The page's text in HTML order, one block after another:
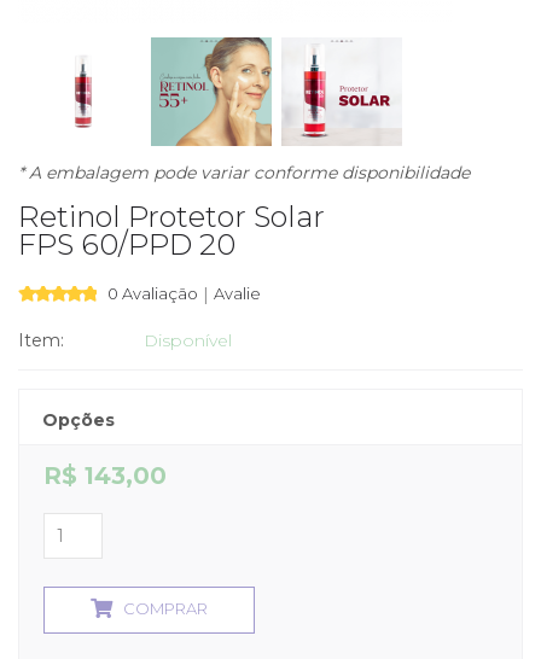
* A embalagem pode variar conforme disponibilidade
Retinol Protetor Solar
FPS 60/PPD 20
0 Avaliação Avalie
Item: Disponível
Opções
R$ 143,00
COMPRAR